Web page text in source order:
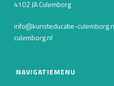
4102 JA Culemborg
info@kunsteducatie-
culemborg.nl
NAVIGATIEMENU